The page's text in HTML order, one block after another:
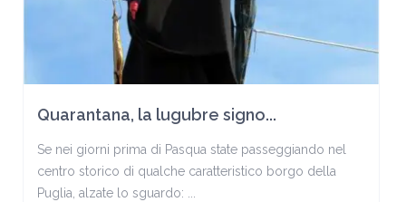
Quarantana, la lugubre signo...
Se nei giorni prima di Pasqua state passeggiando nel
centro storico di qualche caratteristico borgo della
Puglia, alzate lo sguardo: ...